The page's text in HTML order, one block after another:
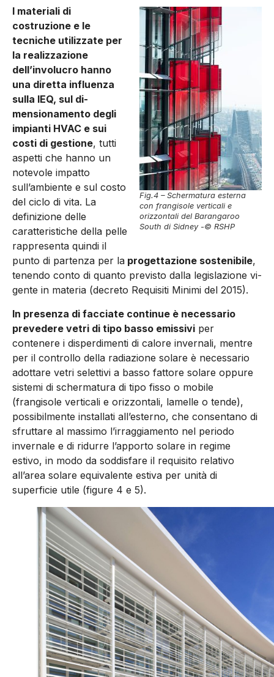
Fig.4 – Schermatura esterna
con frangisole verticali e
orizzontali del Barangaroo
South di Sidney -© RSHP
I materiali di
costruzione e le
tecniche utilizzate per
la realizza­zione
dell’involucro hanno
una diretta influenza
sulla IEQ, sul di­
mensionamento degli
impianti HVAC e sui
costi di gestione, tutti
aspetti che hanno un
notevole impatto
sull’ambiente e sul costo
del ciclo di vita. La
definizione delle
caratteristiche della pelle
rappresenta quindi il
punto di partenza per la progettazione so­stenibile,
tenendo conto di quanto previsto dalla legislazione vi­
gente in materia (decreto Requisiti Minimi del 2015).
In presenza di facciate continue è necessario
prevedere vetri di tipo basso emissivi per
contenere i disperdimenti di calore invernali, mentre
per il controllo della radiazione solare è necessario
adottare vetri selettivi a basso fattore solare oppure
sistemi di schermatura di tipo fisso o mobile
(frangisole verticali e orizzontali, lamelle o ten­de),
possibilmente installati all’esterno, che consentano di
sfruttare al massimo l’irraggiamento nel periodo
invernale e di ridurre l’apporto solare in regime
estivo, in modo da soddisfare il requisito relati­vo
all’area solare equivalente estiva per unità di
superficie utile (figure 4 e 5).